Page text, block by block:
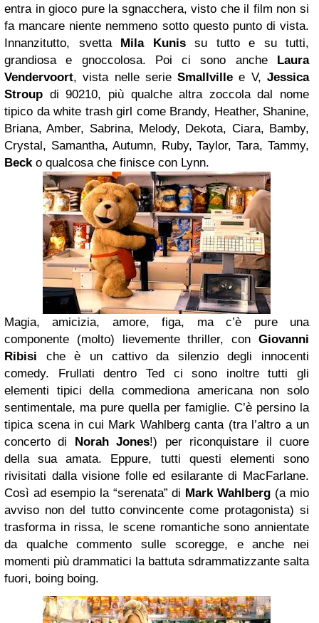
entra in gioco pure la sgnacchera, visto che il film non si
fa mancare niente nemmeno sotto questo punto di vista.
Innanzitutto, svetta Mila Kunissu tutto e su tutti,
grandiosa e gnoccolosa. Poi ci sono anche Laura
Vendervoort, vista nelle serieSmallville e V,Jessica
Stroup di 90210, più qualche altra zoccola dal nome
tipico da white trash girl come Brandy, Heather, Shanine,
Briana, Amber, Sabrina, Melody, Dekota, Ciara, Bamby,
Crystal, Samantha, Autumn, Ruby, Taylor, Tara, Tammy,
Becko qualcosa che finisce con Lynn.
Magia, amicizia, amore, figa, ma c’è pure una
componente (molto) lievemente thriller, con Giovanni
Ribisi
che è un cattivo da silenzio degli innocenti
comedy. Frullati dentro Ted ci sono inoltre tutti gli
elementi tipici della commediona americana non solo
sentimentale, ma pure quella per famiglie. C’è persino la
tipica scena in cui Mark Wahlberg canta (tra l’altro a un
concerto di Norah Jones!) per riconquistare il cuore
della sua amata. Eppure, tutti questi elementi sono
rivisitati dalla visione folle ed esilarante di MacFarlane.
Così ad esempio la “serenata” di Mark Wahlberg (a mio
avviso non del tutto convincente come protagonista) si
trasforma in rissa, le scene romantiche sono annientate
da qualche commento sulle scoregge, e anche nei
momenti più drammatici la battuta sdrammatizzante salta
fuori, boing boing.